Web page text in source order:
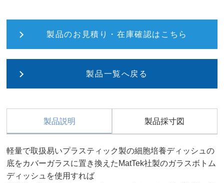
製品のお見積り・在庫確認はこちら
製品一覧へ戻る
製品説明 製品採寸図
軽量で取扱易いプラスティック製の細胞培養ディッシュの
底をカバーガラスに置き換えたMatTek社製のガラスボトム
ディッシュを使用すれば